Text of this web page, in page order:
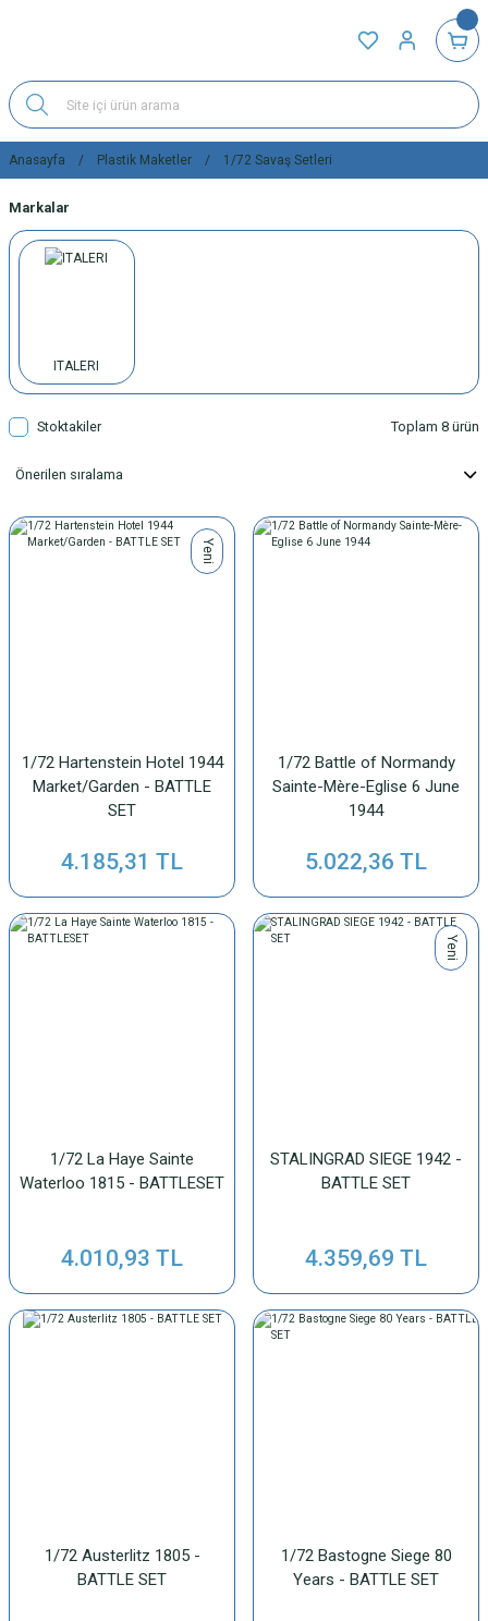
Anasayfa Plastik Maketler 1/72 Savaş Setleri
Markalar
ITALERI
Stoktakiler Toplam 8 ürün
Yeni
1/72 Hartenstein Hotel 1944
Market/Garden - BATTLE
SET
4.185,31 TL
1/72 Battle of Normandy
Sainte-Mère-Eglise 6 June
1944
5.022,36 TL
1/72 La Haye Sainte
Waterloo 1815 - BATTLESET
4.010,93 TL
Yeni
STALINGRAD SIEGE 1942 -
BATTLE SET
4.359,69 TL
1/72 Austerlitz 1805 -
BATTLE SET
1/72 Bastogne Siege 80
Years - BATTLE SET